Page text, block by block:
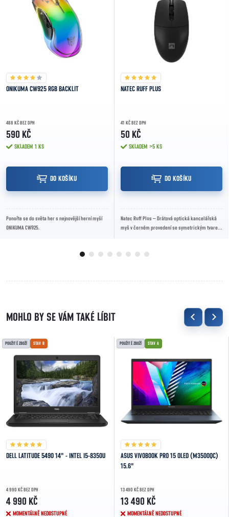
ONIKUMA CW925 RGB BACKLIT
488 KČ BEZ DPH
590 KČ
SKLADEM 1 KS
DO KOŠÍKU
Ponořte se do světa her s nejnovější herní myší
ONIKUMA CW925.
NATEC RUFF PLUS
41 KČ BEZ DPH
50 KČ
SKLADEM >5 KS
DO KOŠÍKU
Natec Ruff Plus – Drátová optická kancelářská
myš v černém provedení se symetrickým tvarem
POUŽITÉ ZBOŽÍ STAV B
DELL LATITUDE 5490 14" - INTEL I5-8350U
4 990 KČ BEZ DPH
4 990 KČ
MOMENTÁLNĚ NEDOSTUPNÉ
POUŽITÉ ZBOŽÍ STAV A
ASUS VIVOBOOK PRO 15 OLED (M3500QC)
15.6"
13 490 KČ BEZ DPH
13 490 KČ
MOMENTÁLNĚ NEDOSTUPNÉ